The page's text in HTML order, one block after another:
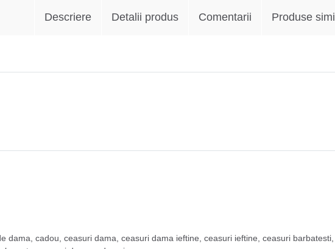
Descriere Detalii produs Comentarii Produse
dama cadou ceasuri dama ceasuri dama ieftine ceasuri ieftine ceasuri barbatesti